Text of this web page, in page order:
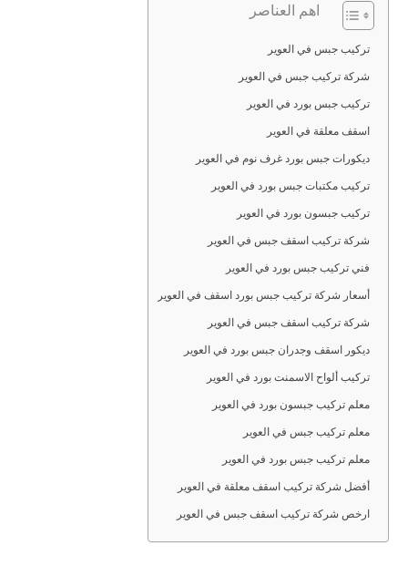
اهم العناصر
تركيب جبس في العوير
شركة تركيب جبس في العوير
تركيب جبس بورد في العوير
اسقف معلقة في العوير
ديكورات جبس بورد غرف نوم في العوير
تركيب مكتبات جبس بورد في العوير
تركيب جبسون بورد في العوير
شركة تركيب اسقف جبس في العوير
فني تركيب جبس بورد في العوير
أسعار شركة تركيب جبس بورد اسقف في العوير
شركة تركيب اسقف جبس في العوير
ديكور اسقف وجدران جبس بورد في العوير
تركيب ألواح الاسمنت بورد في العوير
معلم تركيب جبسون بورد في العوير
معلم تركيب جبس في العوير
معلم تركيب جبس بورد في العوير
أفضل شركة تركيب اسقف معلقة في العوير
ارخص شركة تركيب اسقف جبس في العوير